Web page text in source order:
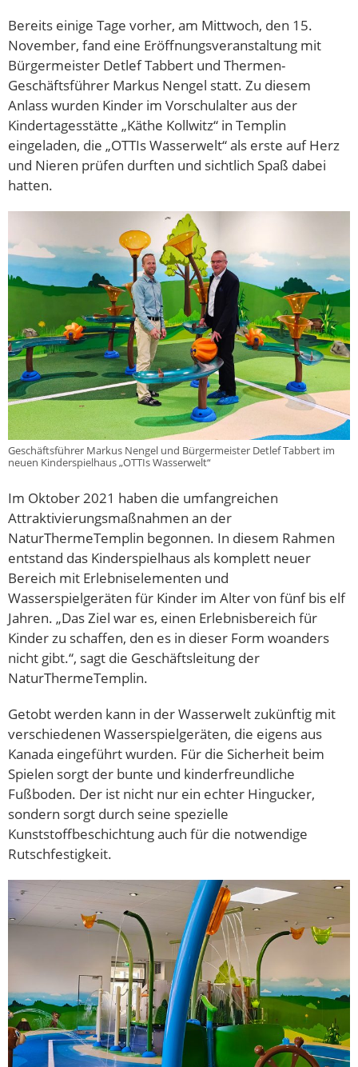
Bereits einige Tage vorher, am Mittwoch, den 15.
November, fand eine Eröffnungsveranstaltung mit
Bürgermeister Detlef Tabbert und Thermen-
Geschäftsführer Markus Nengel statt. Zu diesem
Anlass wurden Kinder im Vorschulalter aus der
Kindertagesstätte „Käthe Kollwitz“ in Templin
eingeladen, die „OTTIs Wasserwelt“ als erste auf Herz
und Nieren prüfen durften und sichtlich Spaß dabei
hatten.
Geschäftsführer Markus Nengel und Bürgermeister Detlef Tabbert im
neuen Kinderspielhaus „OTTIs Wasserwelt“
Im Oktober 2021 haben die umfangreichen
Attraktivierungsmaßnahmen an der
NaturThermeTemplin begonnen. In diesem Rahmen
entstand das Kinderspielhaus als komplett neuer
Bereich mit Erlebniselementen und
Wasserspielgeräten für Kinder im Alter von fünf bis elf
Jahren. „Das Ziel war es, einen Erlebnisbereich für
Kinder zu schaffen, den es in dieser Form woanders
nicht gibt.“, sagt die Geschäftsleitung der
NaturThermeTemplin.
Getobt werden kann in der Wasserwelt zukünftig mit
verschiedenen Wasserspielgeräten, die eigens aus
Kanada eingeführt wurden. Für die Sicherheit beim
Spielen sorgt der bunte und kinderfreundliche
Fußboden. Der ist nicht nur ein echter Hingucker,
sondern sorgt durch seine spezielle
Kunststoffbeschichtung auch für die notwendige
Rutschfestigkeit.